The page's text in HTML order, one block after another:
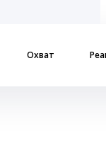
Охват